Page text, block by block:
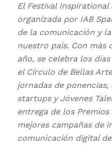
El Festival Inspirational
organizada por IAB
de la comunicación y
nuestro país. Con más
año, se celebra los
el Círculo de Bellas
jornadas de
startups y Jóvenes
entrega de los
mejores campañas de
comunicación digital